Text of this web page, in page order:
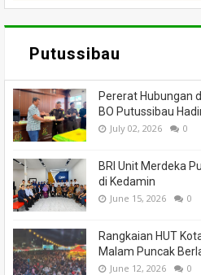
Putussibau
Pererat Hubungan
BO Putussibau
July 02, 2026 0
BRI Unit Merdeka
di Kedamin
June 15, 2026 0
Rangkaian HUT
Malam Puncak
June 12, 2026 0